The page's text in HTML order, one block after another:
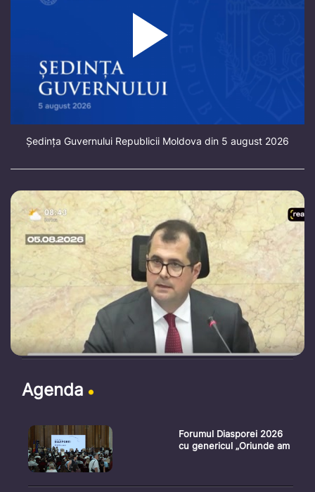
Ședința Guvernului Republicii Moldova din 5 august 2026
Agenda
Forumul Diasporei 2026
cu genericul „Oriunde am